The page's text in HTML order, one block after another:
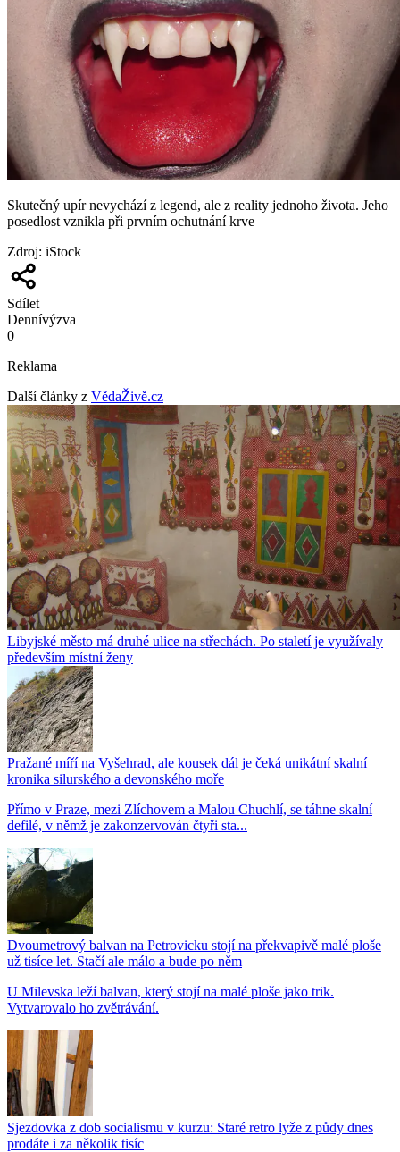
Skutečný upír nevychází z legend, ale z reality jednoho života. Jeho
posedlost vznikla při prvním ochutnání krve
Zdroj: iStock
Sdílet
Dennívýzva
0
Reklama
Další články z VědaŽivě.cz
Libyjské město má druhé ulice na střechách. Po staletí je využívaly
především místní ženy
Pražané míří na Vyšehrad, ale kousek dál je čeká unikátní skalní
kronika silurského a devonského moře
Přímo v Praze, mezi Zlíchovem a Malou Chuchlí, se táhne skalní
defilé, v němž je zakonzervován čtyři sta...
Dvoumetrový balvan na Petrovicku stojí na překvapivě malé ploše
už tisíce let. Stačí ale málo a bude po něm
U Milevska leží balvan, který stojí na malé ploše jako trik.
Vytvarovalo ho zvětrávání.
Sjezdovka z dob socialismu v kurzu: Staré retro lyže z půdy dnes
prodáte i za několik tisíc